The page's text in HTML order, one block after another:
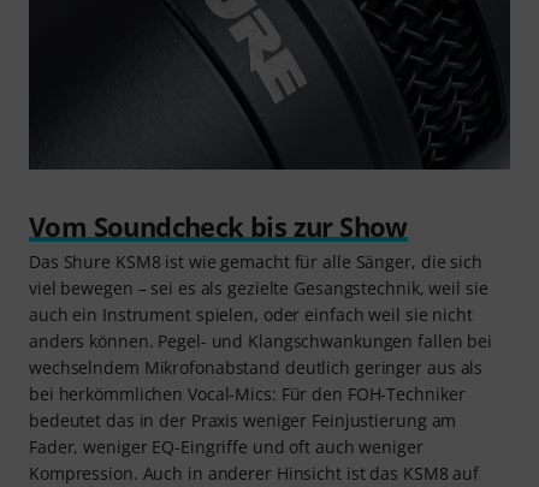
Vom Soundcheck bis zur Show
Das Shure KSM8 ist wie gemacht für alle Sänger, die sich
viel bewegen – sei es als gezielte Gesangstechnik, weil sie
auch ein Instrument spielen, oder einfach weil sie nicht
anders können. Pegel- und Klangschwankungen fallen bei
wechselndem Mikrofonabstand deutlich geringer aus als
bei herkömmlichen Vocal-Mics: Für den FOH-Techniker
bedeutet das in der Praxis weniger Feinjustierung am
Fader, weniger EQ-Eingriffe und oft auch weniger
Kompression. Auch in anderer Hinsicht ist das KSM8 auf